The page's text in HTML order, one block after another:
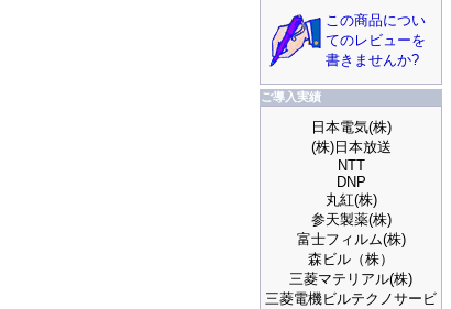
この商品につい
てのレビューを
書きませんか?
ご導入実績
日本電気(株)
(株)日本放送
NTT
DNP
丸紅(株)
参天製薬(株)
富士フィルム(株)
森ビル（株）
三菱マテリアル(株)
三菱電機ビルテクノサービ